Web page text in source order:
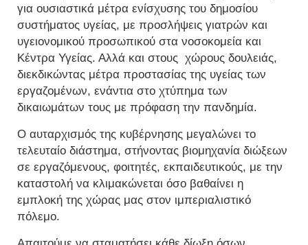
για ουσιαστικά μέτρα ενίσχυσης του δημοσίου
συστήματος υγείας, με προσλήψεις γιατρών και
υγειονομικού προσωπικού στα νοσοκομεία και
Κέντρα Υγείας. Αλλά και στους χώρους δουλειάς,
διεκδικώντας μέτρα προστασίας της υγείας των
εργαζομένων, ενάντια στο χτύπημα των
δικαιωμάτων τους με πρόφαση την πανδημία.
Ο αυταρχισμός της κυβέρνησης μεγαλώνει το
τελευταίο διάστημα, στήνοντας βιομηχανία διώξεων
σε εργαζόμενους, φοιτητές, εκπαιδευτικούς, με την
καταστολή να κλιμακώνεται όσο βαθαίνει η
εμπλοκή της χώρας μας στον ιμπεριαλιστικό
πόλεμο.